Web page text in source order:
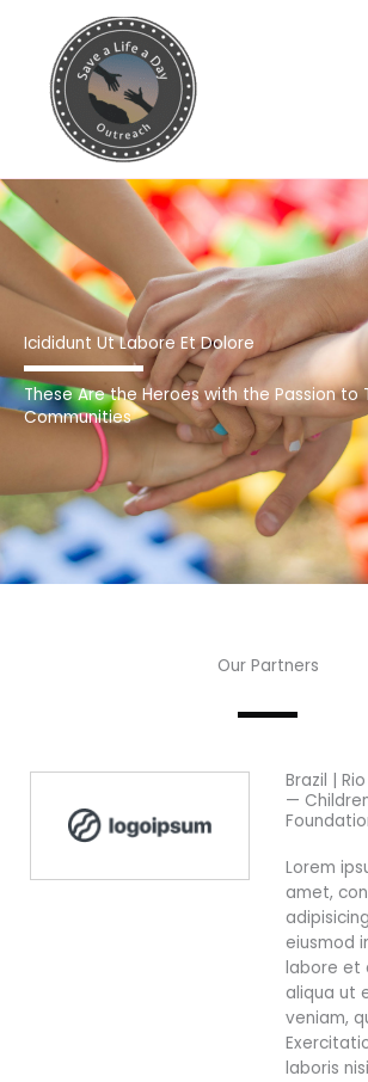
content
Icididunt Ut Labore Et Dolore
These Are the Heroes with the Passion to
Communities
Our Partners
Brazil |
—
Lorem
amet,
eiusmod
labore et
aliqua ut
veniam,
laboris